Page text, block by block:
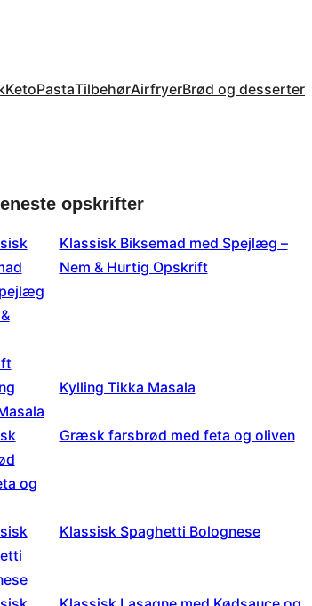
KetoPastaTilbehørAirfryerBrød og desserter
opskrifter
Klassisk Biksemad med Spejlæg –
Nem & Hurtig Opskrift
Kylling Tikka Masala
Græsk farsbrød med feta og oliven
Klassisk Spaghetti Bolognese